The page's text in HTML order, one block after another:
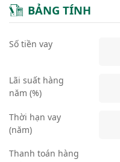
BẢNG TÍNH
Số tiền vay
Lãi suất hàng
năm (%)
Thời hạn vay
(năm)
Thanh toán hàng